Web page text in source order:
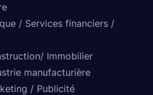
/ Services financiers /
Immobilier
manufacturière
/ Publicité